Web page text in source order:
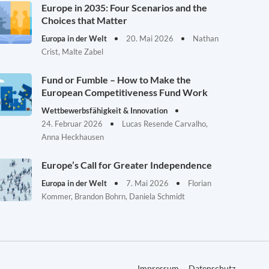
Europe in 2035: Four Scenarios and the
Choices that Matter
Europa in der Welt 20. Mai 2026
Nathan
Crist, Malte Zabel
Fund or Fumble – How to Make the
European Competitiveness Fund Work
Wettbewerbsfähigkeit & Innovation
24. Februar 2026
Lucas Resende Carvalho,
Anna Heckhausen
Europe’s Call for Greater Independence
Europa in der Welt 7. Mai 2026
Florian
Kommer, Brandon Bohrn, Daniela Schmidt